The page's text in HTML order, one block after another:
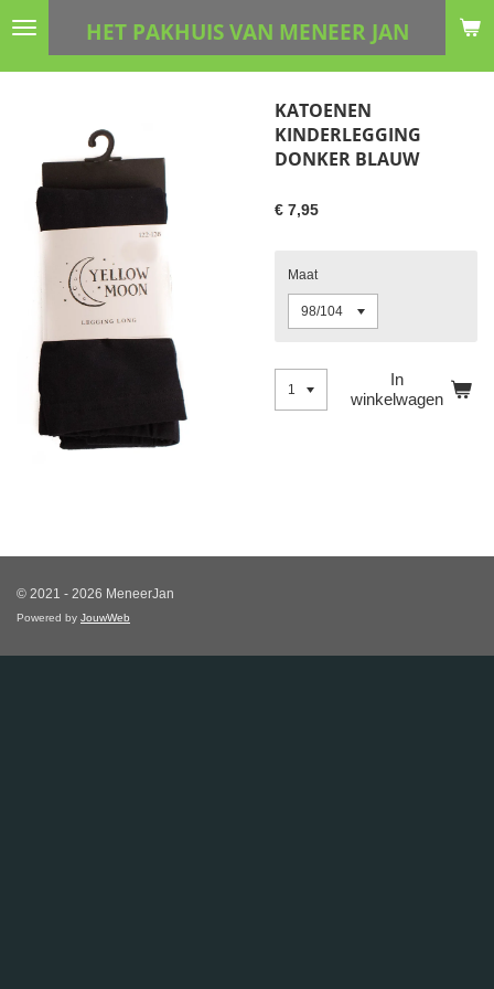
Ga
HET PAKHUIS VAN MENEER JAN
KATOENEN
KINDERLEGGING
DONKER BLAUW
€ 7,95
Maat
In
winkelwagen
© 2021 - 2026 MeneerJan
Powered by JouwWeb